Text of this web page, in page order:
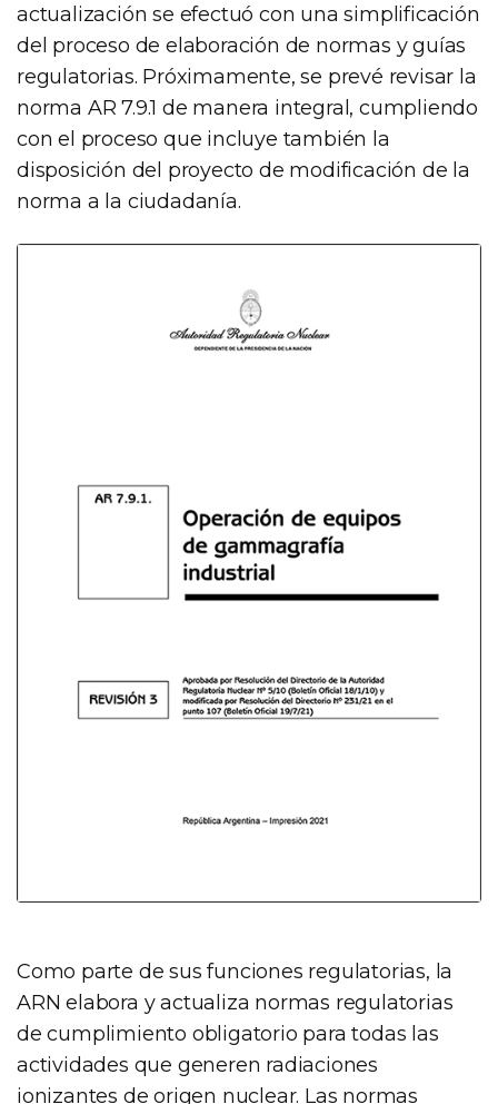
actualización se efectuó con una simplificación
del proceso de elaboración de normas y guías
regulatorias. Próximamente, se prevé revisar la
norma AR 7.9.1 de manera integral, cumpliendo
con el proceso que incluye también la
disposición del proyecto de modificación de la
norma a la ciudadanía.
Como parte de sus funciones regulatorias, la
ARN elabora y actualiza normas regulatorias
de cumplimiento obligatorio para todas las
actividades que generen radiaciones
ionizantes de origen nuclear. Las normas